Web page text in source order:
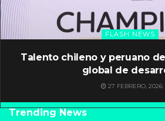
FLASH NEWS
Talento chileno y peruano
global de
27 FEBRERO, 2026
Trending News